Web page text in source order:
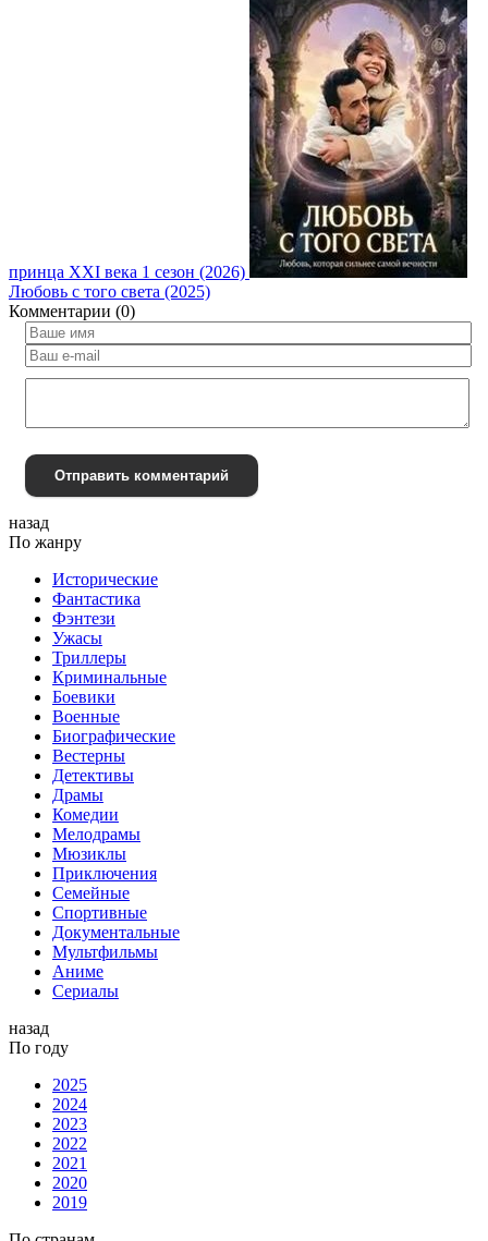
принца XXI века 1 сезон (2026)
Любовь с того света (2025)
Комментарии (0)
Отправить комментарий
назад
По жанру
Исторические
Фантастика
Фэнтези
Ужасы
Триллеры
Криминальные
Боевики
Военные
Биографические
Вестерны
Детективы
Драмы
Комедии
Мелодрамы
Мюзиклы
Приключения
Семейные
Спортивные
Документальные
Мультфильмы
Аниме
Сериалы
назад
По году
2025
2024
2023
2022
2021
2020
2019